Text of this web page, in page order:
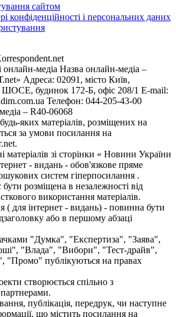
сайтом
конфіденційності і персональних даних
онлайн-медіа Назва онлайн-медіа –
Адреса: 02091, місто Київ,
будинок 172-Б, офіс 208/1 E-mail:
Телефон: 044-205-43-00
– R40-06068
яких матеріалів, розміщених на
за умови посилання на
матеріалів зі сторінки « Новини України
- видань - обов'язкове пряме
систем гіперпосилання .
розміщена в незалежності від
використання матеріалів.
( для інтернет - видань) - повинна бути
або в першому абзаці
"Думка", "Експертиза", "Заява",
"Влада", "Вибори", "Тест-драйв",
"Промо" публікуються на правах
створюється спільно з
публікація, передрук, чи наступне
що містить посилання на